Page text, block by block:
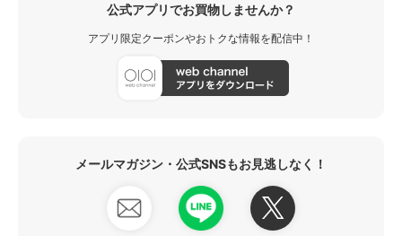
公式アプリでお買物しませんか？
アプリ限定クーポンやおトクな情報を配信中！
メールマガジン・公式SNSもお見逃しなく！